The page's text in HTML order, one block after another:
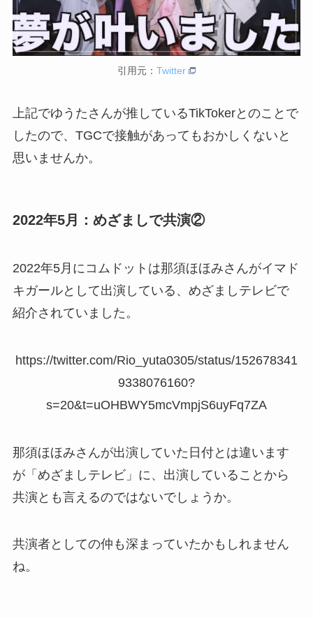
引用元： Twitter
上記でゆうたさんが推しているTikTokerとのことで
したので、TGCで接触があってもおかしくないと
思いませんか。
2022年5月：めざましで共演②
2022年5月にコムドットは那須ほほみさんがイマド
キガールとして出演している、めざましテレビで
紹介されていました。
https://twitter.com/Rio_yuta0305/status/152678341
9338076160?
s=20&t=uOHBWY5mcVmpjS6uyFq7ZA
那須ほほみさんが出演していた日付とは違います
が「めざましテレビ」に、出演していることから
共演とも言えるのではないでしょうか。
共演者としての仲も深まっていたかもしれません
ね。